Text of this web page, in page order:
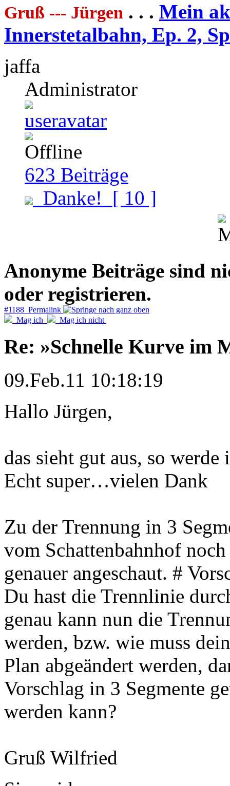
Gruß --- Jürgen . . . Mein
Innerstetalbahn, Ep. 2,
jaffa
Administrator
623 Beiträge
Danke! [ 10 ]
Anonyme Beiträge sind
oder registrieren.
#1188 Permalink
Mag ich
Mag ich nicht
Re: »Schnelle Kurve im
09.Feb.11 10:18:19
Hallo Jürgen,
das sieht gut aus, so
Echt super…vielen Dank
Zu der Trennung in 3
vom Schattenbahnhof
genauer angeschaut. #
Du hast die Trennlinie
genau kann nun die
werden, bzw. wie muss
Plan abgeändert werden,
Vorschlag in 3 Segmente
werden kann?
Gruß Wilfried